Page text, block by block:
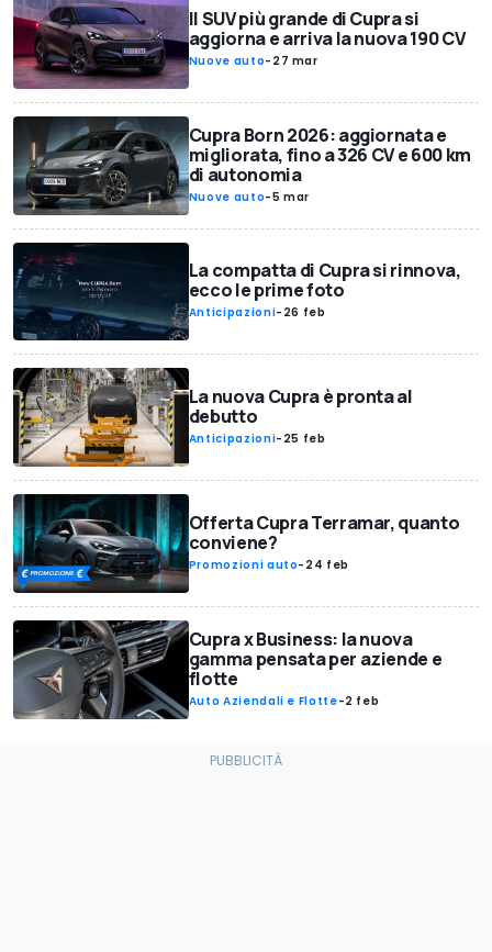
Il SUV più grande di Cupra si
aggiorna e arriva la nuova 190 CV
Nuove auto- 27 mar
Cupra Born 2026: aggiornata e
migliorata, fino a 326 CV e 600 km
di autonomia
Nuove auto-5 mar
La compatta di Cupra si rinnova,
ecco le prime foto
Anticipazioni- 26 feb
La nuova Cupra è pronta al
debutto
Anticipazioni- 25 feb
Offerta Cupra Terramar, quanto
conviene?
Promozioni auto- 24 feb
Cupra x Business: la nuova
gamma pensata per aziende e
flotte
Auto Aziendali e Flotte-2 feb